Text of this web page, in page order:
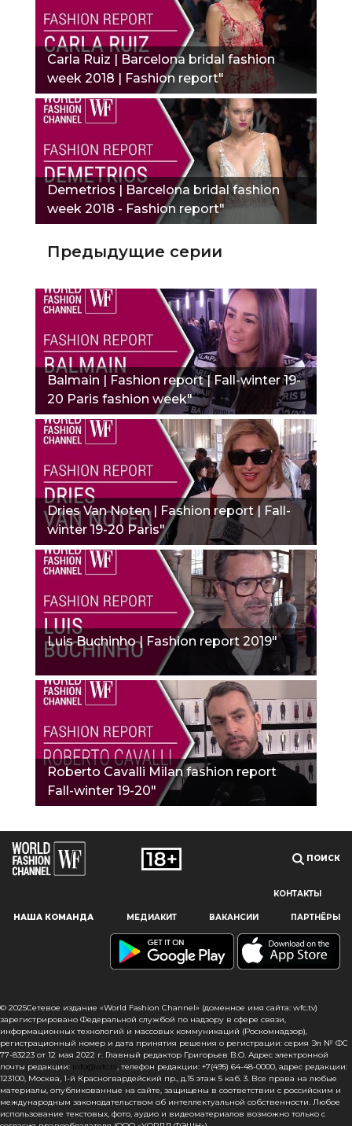
Наш сайт использует файлы cookie и похожие технологии,
пользователям, предоставляя персонализированную
информацию, запоминая предпочтения в области
сайта, вы подтверждаете свое согласие на использование
файлов cookie в соответствии с настоящим уведомлением
в отношении данного типа файлов. Если вы не согласны
с тем, чтобы мы использовали данный тип файлов,
то вы должны соответствующим образом установить
настройки вашего браузера или не использовать сайт wfc.tv
Carla Ruiz | Barcelona bridal fashion
week 2018 | Fashion report"
Demetrios | Barcelona bridal fashion
week 2018 - Fashion report"
Предыдущие серии
Balmain | Fashion report | Fall-winter 19-
20 Paris fashion week"
Dries Van Noten | Fashion report | Fall-
winter 19-20 Paris"
Luis Buchinho | Fashion report 2019"
Roberto Cavalli Milan fashion report
Fall-winter 19-20"
ПОИСК
КОНТАКТЫ
НАША КОМАНДА МЕДИАКИТ ВАКАНСИИ ПАРТНЁРЫ
© 2025Сетевое издание «World Fashion Channel» (доменное имя сайта: wfc.tv)
зарегистрировано Федеральной службой по надзору в сфере связи,
информационных технологий и массовых коммуникаций (Роскомнадзор),
регистрационный номер и дата принятия решения о регистрации: серия Эл № ФС
77-83223 от 12 мая 2022 г. Главный редактор Григорьев В.О. Адрес электронной
почты редакции: info@wfc.tv, телефон редакции: +7(495) 64-48-0000, адрес редакции:
123100, Москва, 1-й Красногвардейский пр., д.15 этаж 5 каб. 3. Все права на любые
материалы, опубликованные на сайте, защищены в соответствии с российским и
международным законодательством об интеллектуальной собственности. Любое
использование текстовых, фото, аудио и видеоматериалов возможно только с